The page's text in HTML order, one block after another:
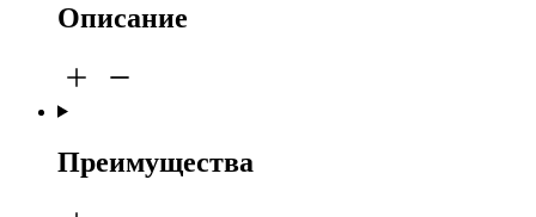
Описание
Преимущества